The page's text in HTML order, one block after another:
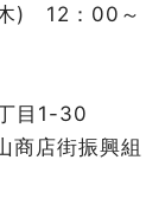
) 12：00～
目1-30
商店街振興組